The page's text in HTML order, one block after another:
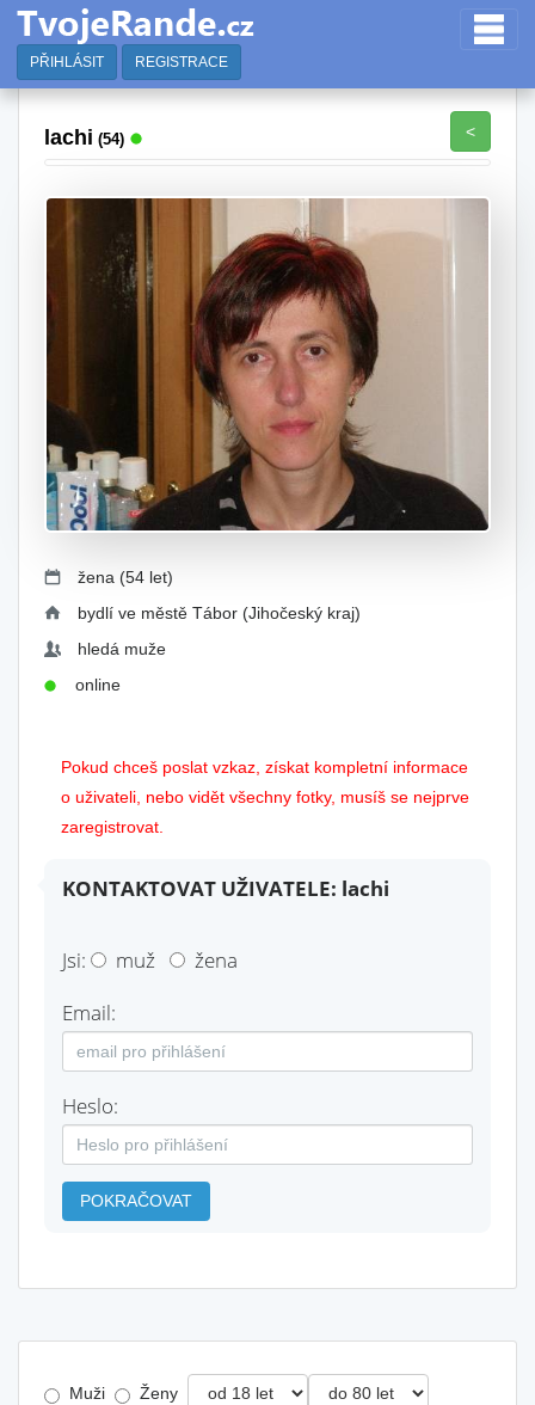
PŘIHLÁSIT REGISTRACE
lachi (54) <
žena (54 let)
bydlí ve městě Tábor (Jihočeský kraj)
hledá muže
online
Pokud chceš poslat vzkaz, získat kompletní informace
o uživateli, nebo vidět všechny fotky, musíš se nejprve
zaregistrovat.
KONTAKTOVAT UŽIVATELE: lachi
Jsi: muž
žena
Email:
Heslo:
POKRAČOVAT
Muži Ženy